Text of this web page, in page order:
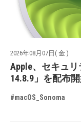
2026年08月07日( 金 )
Apple、セキュリ
14.8.9」を配布
#macOS_Sonoma